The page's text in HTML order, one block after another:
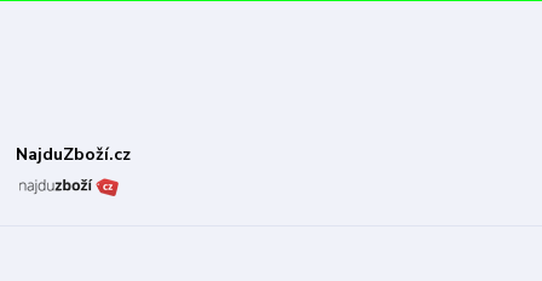
NajduZboží.cz